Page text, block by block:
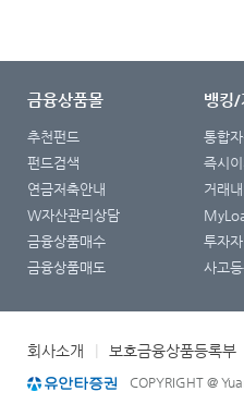
금융상품몰
추천펀드
펀드검색
연금저축안내
W자산관리상담
금융상품매수
금융상품매도
뱅킹
통합
즉시이
거래
투자
사고
회사소개 보호금융상품등록부
COPYRIGHT @